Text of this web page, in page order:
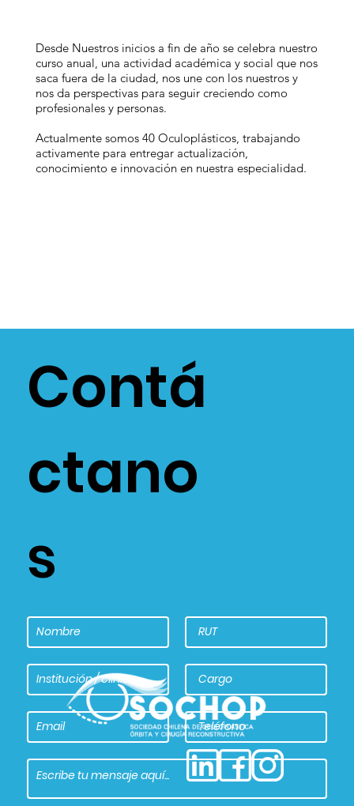
Desde Nuestros inicios a fin de año se celebra nuestro
curso anual, una actividad académica y social que nos
saca fuera de la ciudad, nos une con los nuestros y
nos da perspectivas para seguir creciendo como
profesionales y personas.
Actualmente somos 40 Oculoplásticos, trabajando
activamente para entregar actualización,
conocimiento e innovación en nuestra especialidad.
Contá
ctano
s